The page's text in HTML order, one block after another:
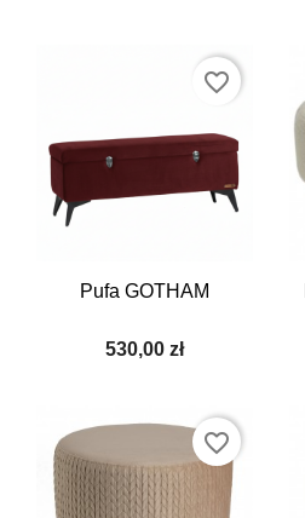
Pufa GOTHAM
530,00 zł
favorite_border
favorite_border